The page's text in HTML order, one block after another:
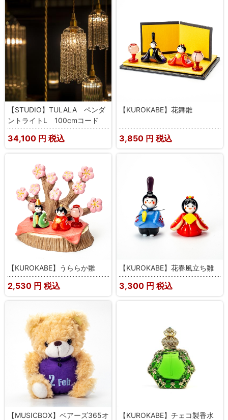
【STUDIO】TULALA ペンダ
ントライトL 100cmコード
34,100 円 税込
【KUROKABE】花舞雛
3,850 円 税込
【KUROKABE】うららか雛
2,530 円 税込
【KUROKABE】花春風立ち雛
3,300 円 税込
【MUSICBOX】ベアーズ365オ
【KUROKABE】チェコ製香水